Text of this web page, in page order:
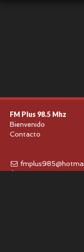
FM Plus 98.5 Mhz
Bienvenido
Contacto
+5493794123719